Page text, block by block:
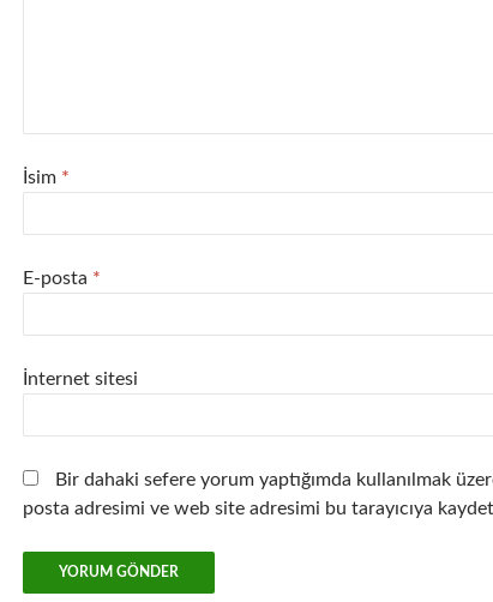
İsim *
E-posta *
İnternet sitesi
Bir dahaki sefere yorum yaptığımda kullanılmak
posta adresimi ve web site adresimi bu tarayıcıya